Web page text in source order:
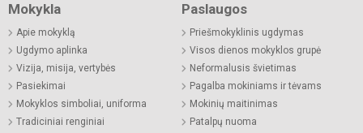
Mokykla
Apie mokyklą
Ugdymo aplinka
Vizija, misija, vertybės
Pasiekimai
Mokyklos simboliai, uniforma
Tradiciniai renginiai
Paslaugos
Priešmokyklinis ugdymas
Visos dienos mokyklos grupė
Neformalusis švietimas
Pagalba mokiniams ir tėvams
Mokinių maitinimas
Patalpų nuoma